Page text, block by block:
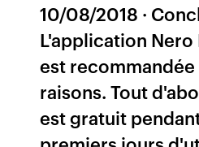
10/08/2018 ·
L'application Nero
est
raisons. Tout
est gratuit